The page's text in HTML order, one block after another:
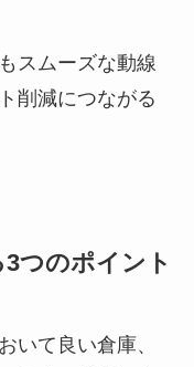
スムーズな動線
削減につながる
つのポイント
いて良い倉庫、